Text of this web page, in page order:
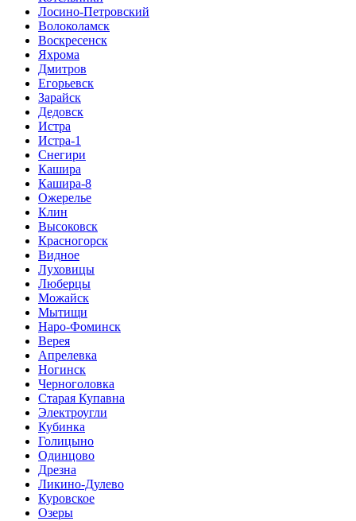
Лосино-Петровский
Волоколамск
Воскресенск
Яхрома
Дмитров
Егорьевск
Зарайск
Дедовск
Истра
Истра-1
Снегири
Кашира
Кашира-8
Ожерелье
Клин
Высоковск
Красногорск
Видное
Луховицы
Люберцы
Можайск
Мытищи
Наро-Фоминск
Верея
Апрелевка
Ногинск
Черноголовка
Старая Купавна
Электроугли
Кубинка
Голицыно
Одинцово
Дрезна
Ликино-Дулево
Куровское
Озеры